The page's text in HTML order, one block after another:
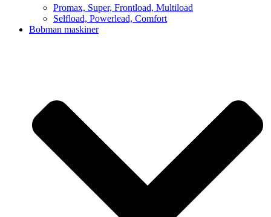
Promax, Super, Frontload, Multiload
Selfload, Powerlead, Comfort
Bobman maskiner